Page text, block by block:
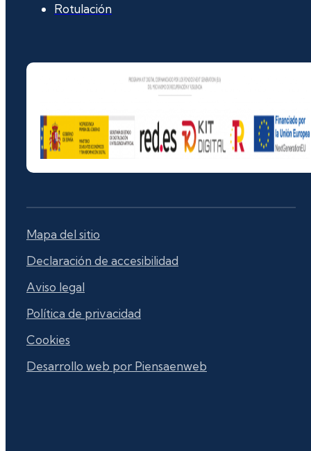
Rotulación
Mapa del sitio
Declaración de accesibilidad
Aviso legal
Política de privacidad
Cookies
Desarrollo web por Piensaenweb